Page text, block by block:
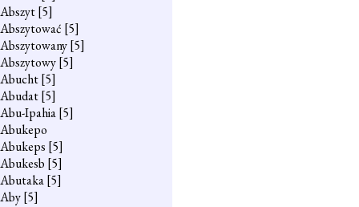
Abszyt[5]
Abszytować [5]
Abszytowany[5]
Abszytowy[5]
Abucht[5]
Abudat[5]
Abu-Ipahia[5]
Abukepo
Abukeps [5]
Abukesb [5]
Abutaka[5]
Aby[5]